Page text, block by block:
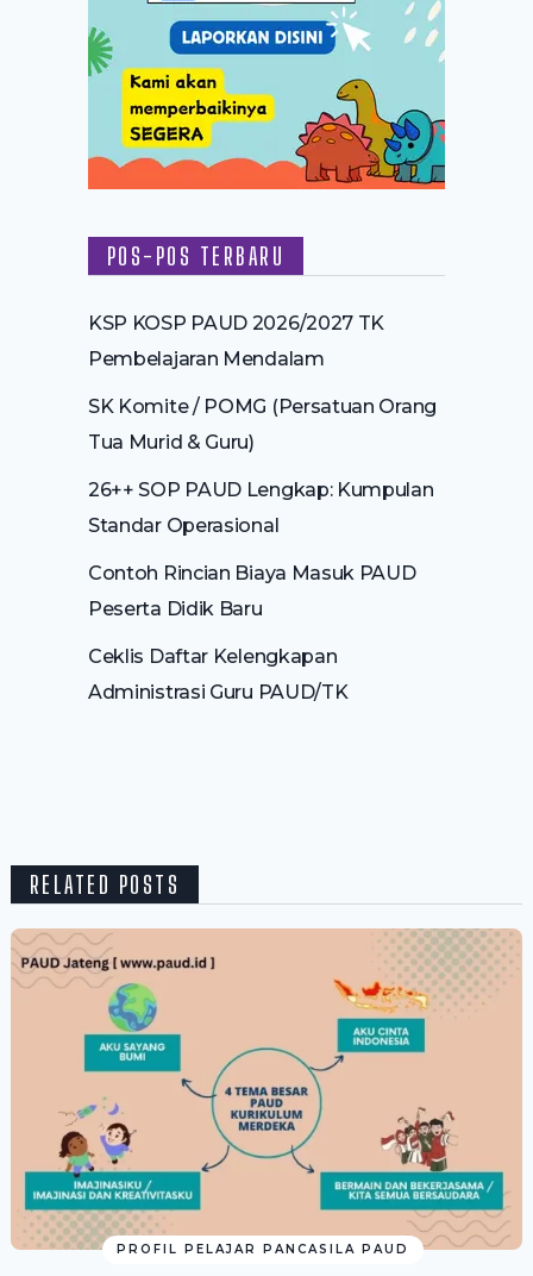
POS-POS TERBARU
KSP KOSP PAUD 2026/2027 TK
Pembelajaran Mendalam
SK Komite / POMG (Persatuan Orang
Tua Murid & Guru)
26++ SOP PAUD Lengkap: Kumpulan
Standar Operasional
Contoh Rincian Biaya Masuk PAUD
Peserta Didik Baru
Ceklis Daftar Kelengkapan
Administrasi Guru PAUD/TK
RELATED POSTS
PROFIL PELAJAR PANCASILA PAUD